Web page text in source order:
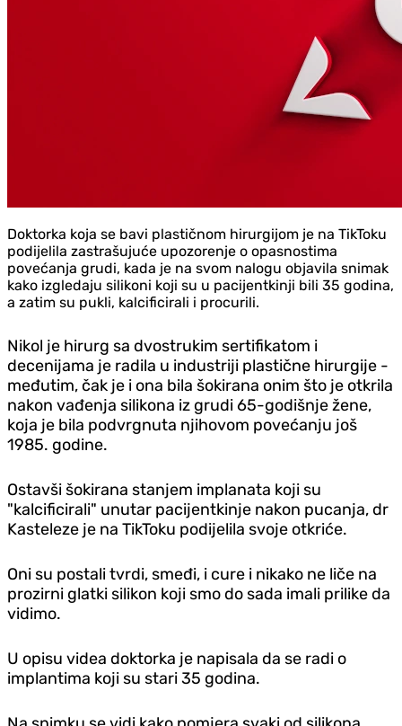
Doktorka koja se bavi plastičnom hirurgijom je na TikToku
podijelila zastrašujuće upozorenje o opasnostima
povećanja grudi, kada je na svom nalogu objavila snimak
kako izgledaju silikoni koji su u pacijentkinji bili 35 godina,
a zatim su pukli, kalcificirali i procurili.
Nikol je hirurg sa dvostrukim sertifikatom i
decenijama je radila u industriji plastične hirurgije -
međutim, čak je i ona bila šokirana onim što je otkrila
nakon vađenja silikona iz grudi 65-godišnje žene,
koja je bila podvrgnuta njihovom povećanju još
1985. godine.
Ostavši šokirana stanjem implanata koji su
"kalcificirali" unutar pacijentkinje nakon pucanja, dr
Kasteleze je na TikToku podijelila svoje otkriće.
Oni su postali tvrdi, smeđi, i cure i nikako ne liče na
prozirni glatki silikon koji smo do sada imali prilike da
vidimo.
U opisu videa doktorka je napisala da se radi o
implantima koji su stari 35 godina.